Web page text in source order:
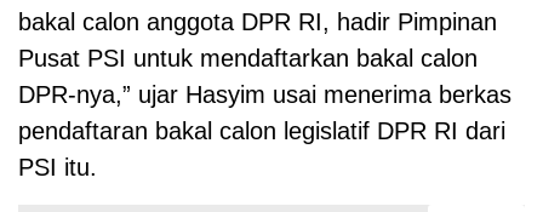
bakal calon anggota DPR RI, hadir Pimpinan
Pusat PSI untuk mendaftarkan bakal calon
DPR-nya,” ujar Hasyim usai menerima berkas
pendaftaran bakal calon legislatif DPR RI dari
PSI itu.